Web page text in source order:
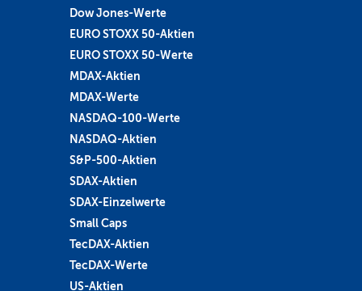
Dow Jones-Werte
EURO STOXX 50-Aktien
EURO STOXX 50-Werte
MDAX-Aktien
MDAX-Werte
NASDAQ-100-Werte
NASDAQ-Aktien
S&P-500-Aktien
SDAX-Aktien
SDAX-Einzelwerte
Small Caps
TecDAX-Aktien
TecDAX-Werte
US-Aktien